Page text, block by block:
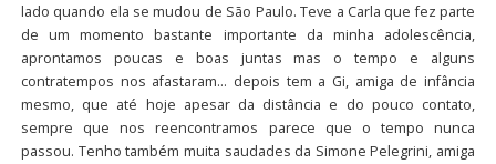
lado quando ela se mudou de São Paulo. Teve a Carla que fez parte
de um momento bastante importante da minha adolescência,
aprontamos poucas e boas juntas mas o tempo e alguns
contratempos nos afastaram… depois tem a Gi, amiga de infância
mesmo, que até hoje apesar da distância e do pouco contato,
sempre que nos reencontramos parece que o tempo nunca
passou. Tenho também muita saudades da Simone Pelegrini, amiga